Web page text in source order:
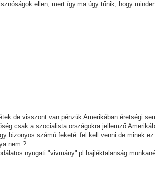
ellen, mert így ma úgy tűnik, hogy
de visszont van pénzük Amerikában éretségi
csak a szocialista országokra jellemző
bizonyos számú feketét fel kell venni de minek
nem ?
nyugati "vivmány" pl hajléktalanság